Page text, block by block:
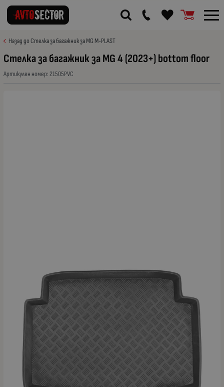
Назад до Стелка за багажник за MG M-PLAST
Стелка за багажник за MG 4 (2023+) bottom floor
Артикулен номер:21505PVC